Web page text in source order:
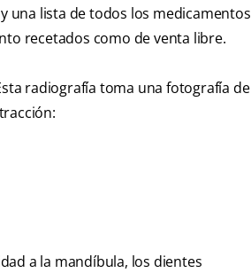
una lista de todos los medicamentos
recetados como de venta libre.
radiografía toma una fotografía de
a la mandíbula, los dientes